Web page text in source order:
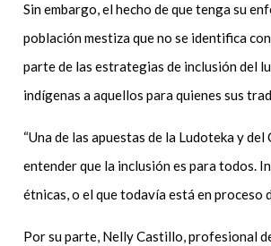
Sin embargo, el hecho de que tenga su
población mestiza que no se identifica
parte de las estrategias de inclusión del
indígenas a aquellos para quienes sus
“Una de las apuestas de la Ludoteka y
entender que la inclusión es para todos.
étnicas, o el que todavía está en proceso
Por su parte, Nelly Castillo, profesional